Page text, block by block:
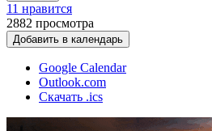
11 нравится
2882 просмотра
Добавить в календарь
Google Calendar
Outlook.com
Скачать .ics